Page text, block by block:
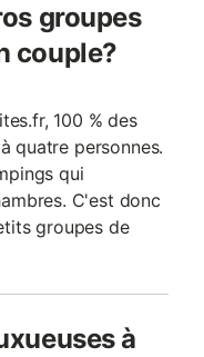
groupes
couple?
100 % des
quatre personnes.
qui
C'est donc
groupes de
à